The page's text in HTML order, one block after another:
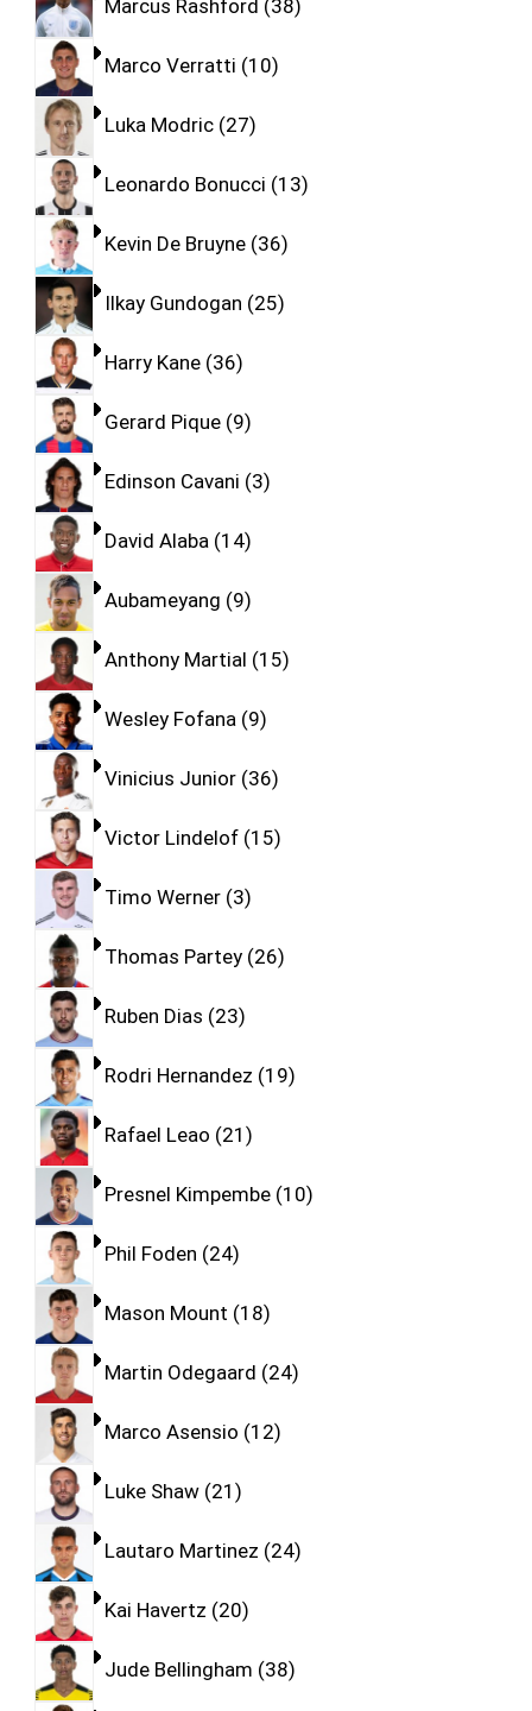
Marcus Rashford 38
Marco Verratti 10
Luka Modric 27
Leonardo Bonucci 13
Kevin De Bruyne 36
Ilkay Gundogan 25
Harry Kane 36
Gerard Pique 9
Edinson Cavani 3
David Alaba 14
Aubameyang 9
Anthony Martial 15
Wesley Fofana 9
Vinicius Junior 36
Victor Lindelof 15
Timo Werner 3
Thomas Partey 26
Ruben Dias 23
Rodri Hernandez 19
Rafael Leao 21
Presnel Kimpembe 10
Phil Foden 24
Mason Mount 18
Martin Odegaard 24
Marco Asensio 12
Luke Shaw 21
Lautaro Martinez 24
Kai Havertz 20
Jude Bellingham 38